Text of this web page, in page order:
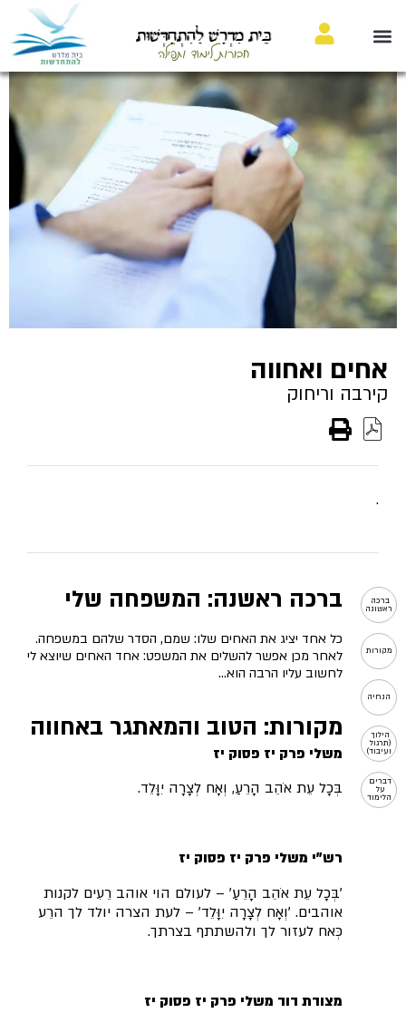
בֵּית מִדְרָשׁ לַהִתְחַדְּשׁוּת
חבורות לימוד ותפילה
אחים ואחווה
קירבה וריחוק
.
ראשונה
מקורות
הנחיה
ועיבוד)
דברים
הלימוד
ברכה ראשנה: המשפחה שלי
כל אחד יציג את האחים שלו: שמם, הסדר שלהם במשפחה.
לאחר מכן אפשר להשלים את המשפט: אחד האחים שיוצא לי
לחשוב עליו הרבה הוא…
מקורות: הטוב והמאתגר באחווה
משלי פרק יז פסוק יז
בְּכָל עֵת אֹהֵב הָרֵעַ, וְאָח לְצָרָה יִוָּלֵד.
רש"י משלי פרק יז פסוק יז
'בְּכָל עֵת אֹהֵב הָרֵעַ' – לעולם הוי אוהב רֵעִים לקנות
אוהבים. 'וְאָח לְצָרָה יִוָּלֵד' – לעת הצרה יולד לך הרֵע
כְּאח לעזור לך ולהשתתף בצרתך.
מצודת דוד משלי פרק יז פסוק יז